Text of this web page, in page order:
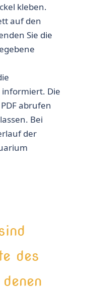
kleben.
auf den
Sie die
informiert. Die
abrufen
Bei
der
des